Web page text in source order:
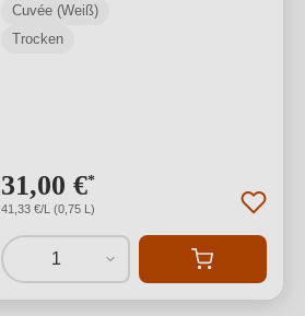
Cuvée (Weiß)
Trocken
31,00 €*
41,33 €/L (0,75 L)
1